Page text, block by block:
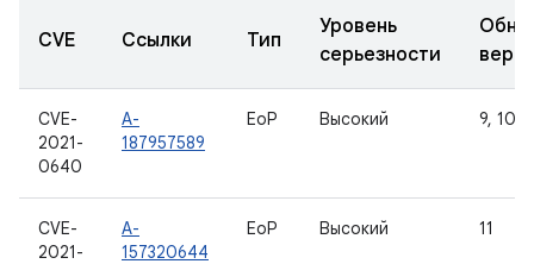
CVE Ссылки Тип
Уровень
серьезности
CVE-
2021-
0640
A-
187957589
EoP Высокий 9, 10,
CVE-
2021-
A-
157320644
EoP Высокий 11